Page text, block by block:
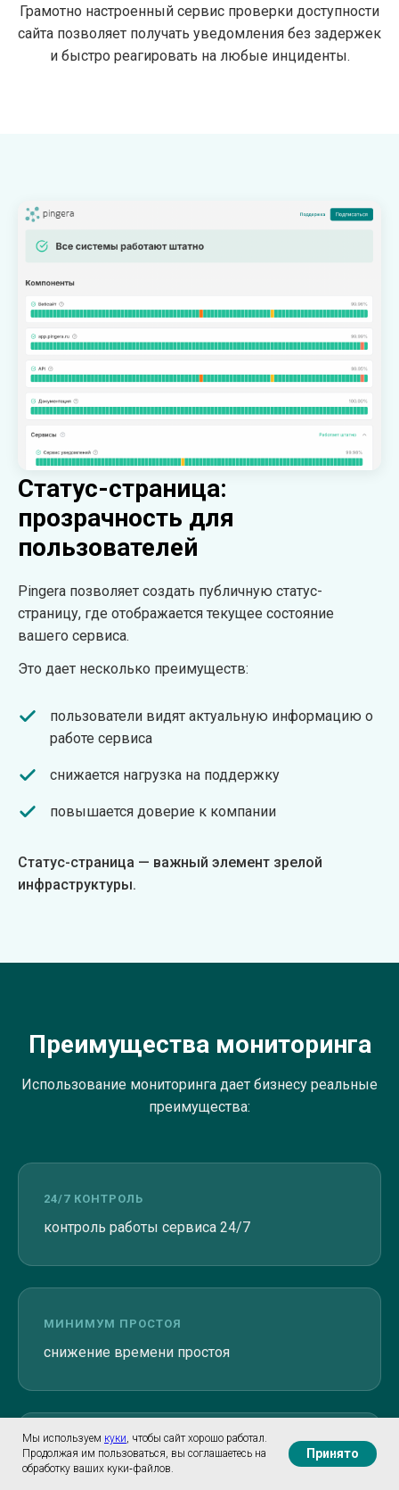
Мы используем куки, чтобы сайт хорошо работал.
Продолжая им пользоваться, вы соглашаетесь на
обработку ваших куки‑файлов.
Принято
Грамотно настроенный сервис проверки доступности
сайта позволяет получать уведомления без задержек
и быстро реагировать на любые инциденты.
Статус-страница:
прозрачность для
пользователей
Pingera позволяет создать публичную статус-
страницу, где отображается текущее состояние
вашего сервиса.
Это дает несколько преимуществ:
пользователи видят актуальную информацию о
работе сервиса
снижается нагрузка на поддержку
повышается доверие к компании
Статус-страница — важный элемент зрелой
инфраструктуры.
Преимущества мониторинга
Использование мониторинга дает бизнесу реальные
преимущества:
24/7 КОНТРОЛЬ
контроль работы сервиса 24/7
МИНИМУМ ПРОСТОЯ
снижение времени простоя
UX
улучшение пользовательского опыта